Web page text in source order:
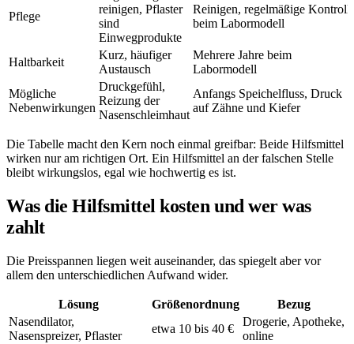
Pflege
reinigen, Pflaster
sind
Einwegprodukte
Reinigen, regelmäßige
beim Labormodell
Haltbarkeit
Kurz, häufiger
Austausch
Mehrere Jahre beim
Labormodell
Mögliche
Nebenwirkungen
Druckgefühl,
Reizung der
Nasenschleimhaut
Anfangs Speichelfluss, Druck
auf Zähne und Kiefer
Die Tabelle macht den Kern noch einmal greifbar: Beide Hilfsmittel
wirken nur am richtigen Ort. Ein Hilfsmittel an der falschen Stelle
bleibt wirkungslos, egal wie hochwertig es ist.
Was die Hilfsmittel kosten und wer was
zahlt
Die Preisspannen liegen weit auseinander, das spiegelt aber vor
allem den unterschiedlichen Aufwand wider.
Lösung Größenordnung
Bezug
Nasendilator,
Nasenspreizer, Pflaster
etwa 10 bis 40 €
Drogerie, Apotheke,
online